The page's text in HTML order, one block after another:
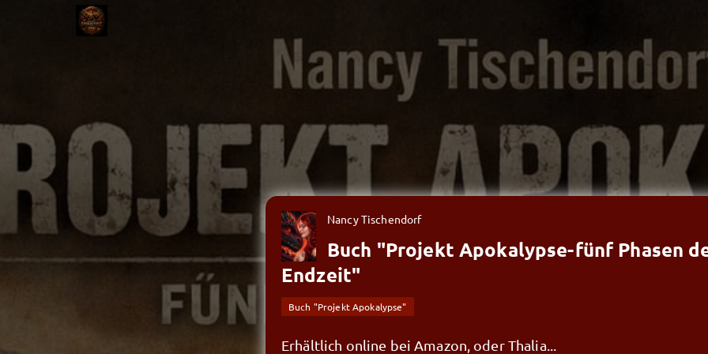
Nancy Tischendorf
Buch "Projekt Apokalypse-fünf Phasen
Endzeit"
Buch "Projekt Apokalypse"
Erhältlich online bei Amazon, oder Thalia...